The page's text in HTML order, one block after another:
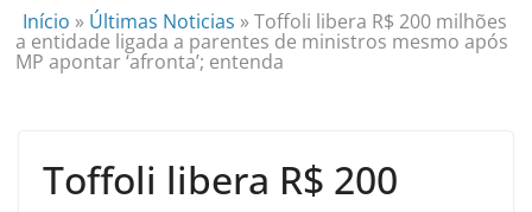
Início » Últimas Noticias »Toffoli libera R$ 200 milhões
a entidade ligada a parentes de ministros mesmo após
MP apontar ‘afronta’; entenda
Toffoli libera R$ 200